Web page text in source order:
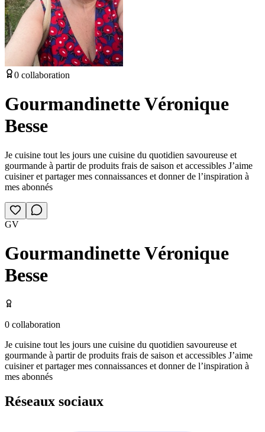
0 collaboration
Gourmandinette Véronique
Besse
Je cuisine tout les jours une cuisine du quotidien savoureuse et
gourmande à partir de produits frais de saison et accessibles J’aime
cuisiner et partager mes connaissances et donner de l’inspiration à
mes abonnés
GV
Gourmandinette Véronique
Besse
0 collaboration
Je cuisine tout les jours une cuisine du quotidien savoureuse et
gourmande à partir de produits frais de saison et accessibles J’aime
cuisiner et partager mes connaissances et donner de l’inspiration à
mes abonnés
Réseaux sociaux